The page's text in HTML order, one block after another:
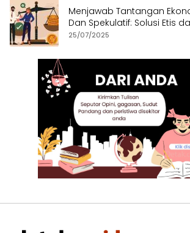
Menjawab Tantangan
Dan Spekulatif: Solusi Etis
25/07/2025